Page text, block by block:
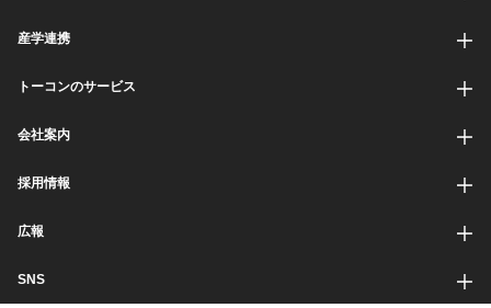
産学連携
トーコンのサービス
会社案内
採用情報
広報
SNS